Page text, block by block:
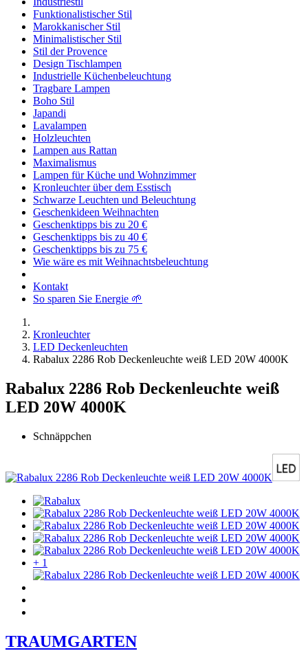
Funktionalistischer Stil
Marokkanischer Stil
Minimalistischer Stil
Stil der Provence
Design Tischlampen
Industrielle Küchenbeleuchtung
Tragbare Lampen
Boho Stil
Japandi
Lavalampen
Holzleuchten
Lampen aus Rattan
Maximalismus
Lampen für Küche und Wohnzimmer
Kronleuchter über dem Esstisch
Schwarze Leuchten und Beleuchtung
Geschenkideen Weihnachten
Geschenktipps bis zu 20 €
Geschenktipps bis zu 40 €
Geschenktipps bis zu 75 €
Wie wäre es mit Weihnachtsbeleuchtung
Kontakt
So sparen Sie Energie 🌱
Kronleuchter
LED Deckenleuchten
Rabalux 2286 Rob Deckenleuchte weiß LED 20W 4000K
Rabalux 2286 Rob Deckenleuchte weiß
LED 20W 4000K
Schnäppchen
+ 1
TRAUMGARTEN